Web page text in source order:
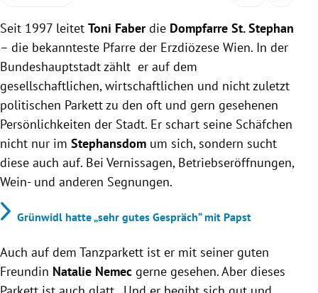
Seit 1997 leitet Toni Faberdie Dompfarre St. Stephan
– die bekannteste Pfarre der Erzdiözese Wien. In der
Bundeshauptstadt zählt er auf dem
gesellschaftlichen, wirtschaftlichen und nicht zuletzt
politischen Parkett zu den oft und gern gesehenen
Persönlichkeiten der Stadt. Er schart seine Schäfchen
nicht nur im Stephansdom um sich, sondern sucht
diese auch auf. Bei Vernissagen, Betriebseröffnungen,
Wein- und anderen Segnungen.
Grünwidl hatte „sehr gutes Gespräch“ mit Papst
Auch auf dem Tanzparkett ist er mit seiner guten
Freundin Natalie Nemec gerne gesehen. Aber dieses